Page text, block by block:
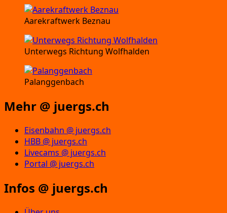
Aarekraftwerk Beznau
Unterwegs Richtung Wolfhalden
Palanggenbach
Mehr @ juergs.ch
Eisenbahn @ juergs.ch
HBB @ juergs.ch
Livecams @ juergs.ch
Portal @ juergs.ch
Infos @ juergs.ch